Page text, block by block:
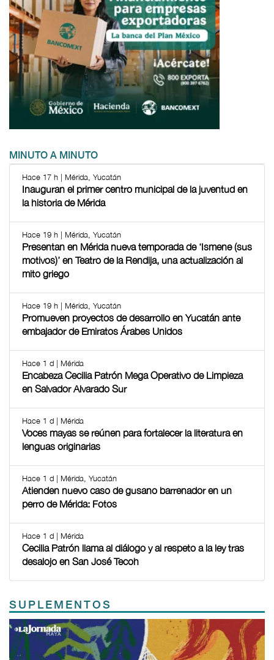
MINUTO A MINUTO
Hace 17 h | Mérida, Yucatán
Inauguran el primer centro municipal de la juventud en
la historia de Mérida
Hace 19 h | Mérida, Yucatán
Presentan en Mérida nueva temporada de ‘Ismene (sus
motivos)’ en Teatro de la Rendija, una actualización al
mito griego
Hace 19 h | Mérida, Yucatán
Promueven proyectos de desarrollo en Yucatán ante
embajador de Emiratos Árabes Unidos
Hace 1 d | Mérida
Encabeza Cecilia Patrón Mega Operativo de Limpieza
en Salvador Alvarado Sur
Hace 1 d | Mérida
Voces mayas se reúnen para fortalecer la literatura en
lenguas originarias
Hace 1 d | Mérida, Yucatán
Atienden nuevo caso de gusano barrenador en un
perro de Mérida: Fotos
Hace 1 d | Mérida
Cecilia Patrón llama al diálogo y al respeto a la ley tras
desalojo en San José Tecoh
SUPLEMENTOS